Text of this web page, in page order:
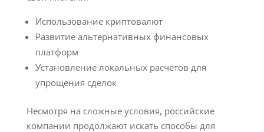
Использование криптовалют
Развитие альтернативных финансовых
платформ
Установление локальных расчетов для
упрощения сделок
Несмотря на сложные условия, российские
компании продолжают искать способы для